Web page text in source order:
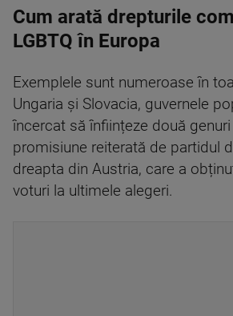
Cum arată drepturile
LGBTQ în Europa
Exemplele sunt numeroase în
Ungaria și Slovacia, guvernele
încercat să înființeze două
promisiune reiterată de partidul
dreapta din Austria, care a
voturi la ultimele alegeri.